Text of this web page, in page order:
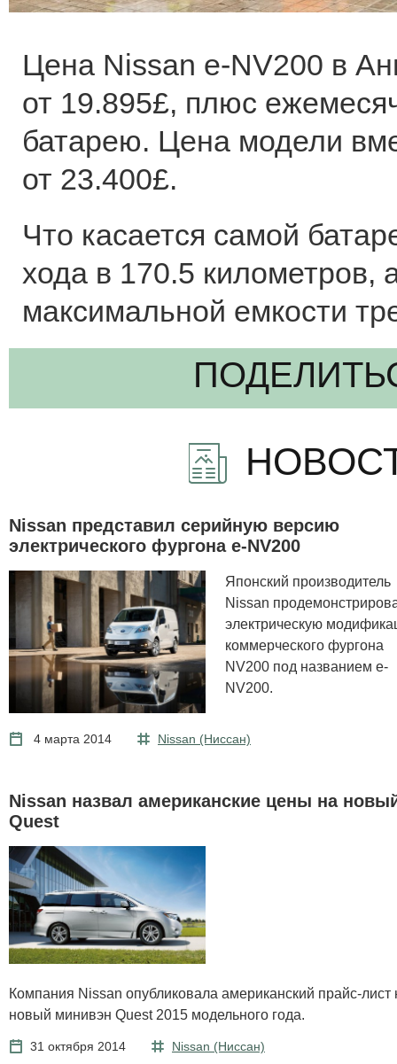
Цена Nissan e-NV200 в
от 19.895£, плюс
батарею. Цена модели
от 23.400£.
Что касается самой
хода в 170.5 километров,
максимальной емкости
Nissan представил серийную версию
электрического фургона e-NV200
Японский производитель
Nissan
электрическую
коммерческого фургона
NV200 под названием e-
NV200.
4 марта 2014 Nissan (Ниссан)
Nissan назвал американские цены на
Quest
Компания Nissan опубликовала американский прайс-лист
новый минивэн Quest 2015 модельного года.
31 октября 2014 Nissan (Ниссан)